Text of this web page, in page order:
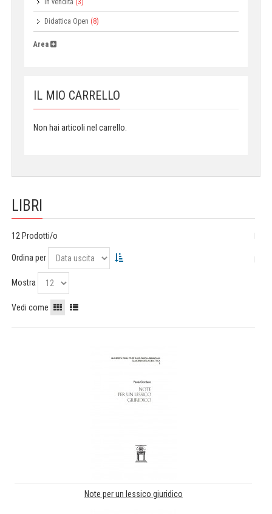
In vendita (3)
Didattica Open (8)
Area
IL MIO CARRELLO
Non hai articoli nel carrello.
LIBRI
12 Prodotti/o
Ordina per
Mostra
Vedi come
Note per un lessico giuridico